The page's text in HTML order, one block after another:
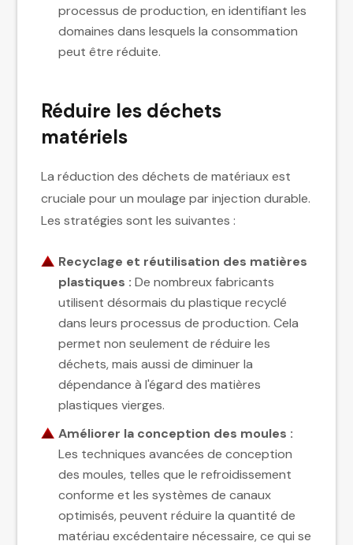
processus de production, en identifiant les
domaines dans lesquels la consommation
peut être réduite.
Réduire les déchets
matériels
La réduction des déchets de matériaux est
cruciale pour un moulage par injection durable.
Les stratégies sont les suivantes :
Recyclage et réutilisation des matières
plastiques : De nombreux fabricants
utilisent désormais du plastique recyclé
dans leurs processus de production. Cela
permet non seulement de réduire les
déchets, mais aussi de diminuer la
dépendance à l'égard des matières
plastiques vierges.
Améliorer la conception des moules :
Les techniques avancées de conception
des moules, telles que le refroidissement
conforme et les systèmes de canaux
optimisés, peuvent réduire la quantité de
matériau excédentaire nécessaire, ce qui se